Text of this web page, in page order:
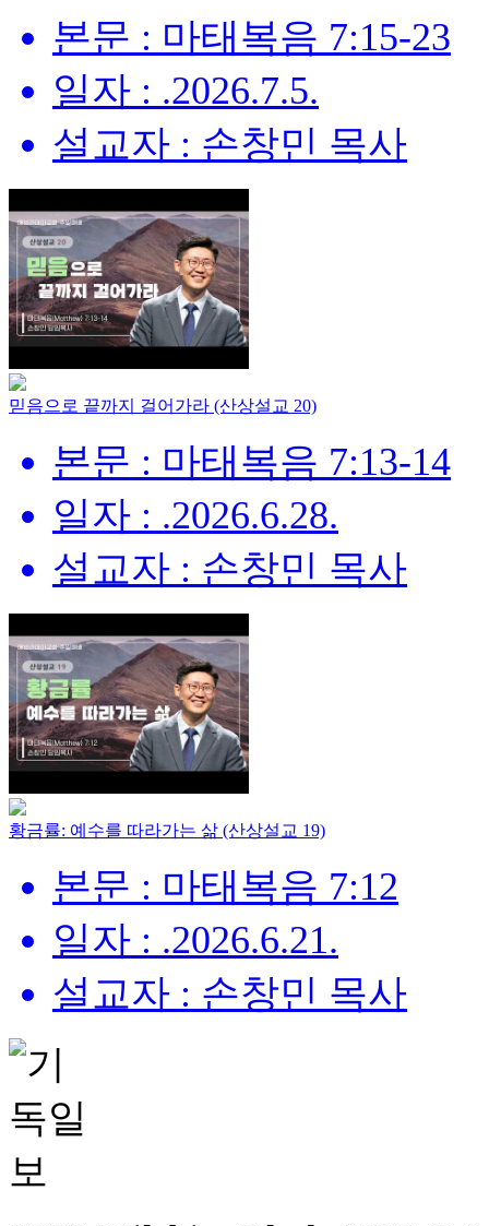
본문 : 마태복음 7:15-23
일자 : .2026.7.5.
설교자 : 손창민 목사
믿음으로 끝까지 걸어가라 (산상설교 20)
본문 : 마태복음 7:13-14
일자 : .2026.6.28.
설교자 : 손창민 목사
황금률: 예수를 따라가는 삶 (산상설교 19)
본문 : 마태복음 7:12
일자 : .2026.6.21.
설교자 : 손창민 목사